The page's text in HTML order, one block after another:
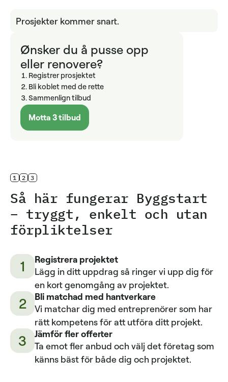
Prosjekter kommer snart.
Ønsker du å pusse opp
eller renovere?
Registrer prosjektet
Bli koblet med de rette
Sammenlign tilbud
Motta 3 tilbud
1 2 3
Så här fungerar Byggstart
– tryggt, enkelt och utan
förpliktelser
1
Registrera projektet
Lägg in ditt uppdrag så ringer vi upp dig för
en kort genomgång av projektet.
2
Bli matchad med hantverkare
Vi matchar dig med entreprenörer som har
rätt kompetens för att utföra ditt projekt.
3
Jämför fler offerter
Ta emot fler anbud och välj det företag som
känns bäst för både dig och projektet.